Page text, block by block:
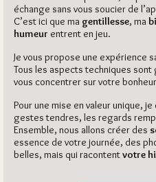
échange sans vous soucier de
C’est ici que ma gentillesse, ma
humeur entrent en jeu.
Je vous propose une expérience
Tous les aspects techniques
vous concentrer sur votre
Pour une mise en valeur unique,
gestes tendres, les regards
Ensemble, nous allons créer des
essence de votre journée, des
belles, mais qui racontentvotre